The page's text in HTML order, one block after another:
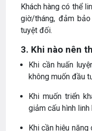
Khách hàng có thể
giờ/tháng, đảm
tuyệt đối.
3. Khi nào nên
Khi cần huấn
không muốn đầu
Khi muốn triển
giảm cấu hình linh
Khi cần hiệu